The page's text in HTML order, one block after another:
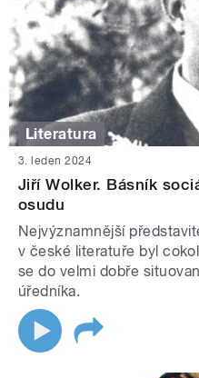
Literatura
3. leden 2024
Jiří Wolker. Básník
osudu
Nejvýznamnější
v české literatuře byl
se do velmi dobře
úředníka.